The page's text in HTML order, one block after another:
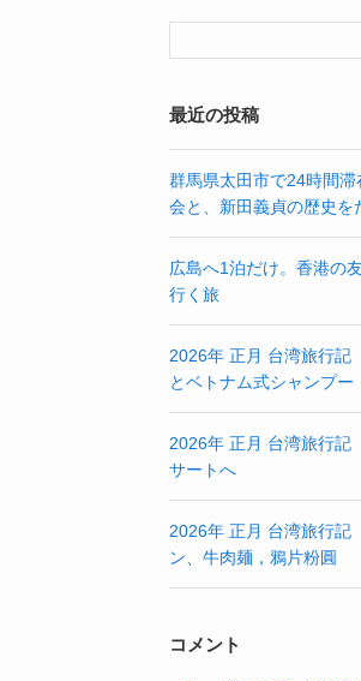
最近の投稿
群馬県太田市で24時間
会と、新田義貞の歴史を
広島へ1泊だけ。香港の
行く旅
2026年 正月 台湾旅行
とベトナム式シャンプー
2026年 正月 台湾旅行
サートへ
2026年 正月 台湾旅行
ン、牛肉麺，鴉片粉圓
コメント